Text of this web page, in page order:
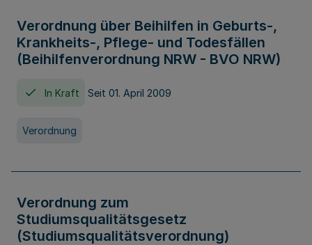
Verordnung über Beihilfen in Geburts-,
Krankheits-, Pflege- und Todesfällen
(Beihilfenverordnung NRW - BVO NRW)
In Kraft Seit 01. April 2009
Verordnung
Verordnung zum
Studiumsqualitätsgesetz
(Studiumsqualitätsverordnung)